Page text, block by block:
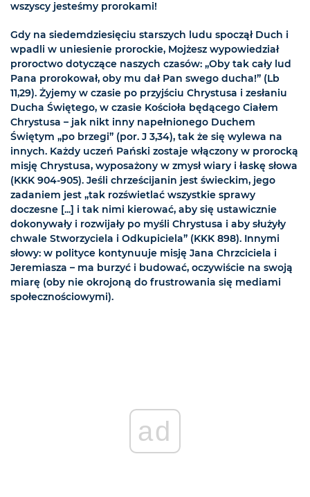
wszyscy jesteśmy prorokami!
Gdy na siedemdziesięciu starszych ludu spoczął Duch i
wpadli w uniesienie prorockie, Mojżesz wypowiedział
proroctwo dotyczące naszych czasów: „Oby tak cały lud
Pana prorokował, oby mu dał Pan swego ducha!” (Lb
11,29). Żyjemy w czasie po przyjściu Chrystusa i zesłaniu
Ducha Świętego, w czasie Kościoła będącego Ciałem
Chrystusa – jak nikt inny napełnionego Duchem
Świętym „po brzegi” (por. J 3,34), tak że się wylewa na
innych. Każdy uczeń Pański zostaje włączony w prorocką
misję Chrystusa, wyposażony w zmysł wiary i łaskę słowa
(KKK 904-905). Jeśli chrześcijanin jest świeckim, jego
zadaniem jest „tak rozświetlać wszystkie sprawy
doczesne [...] i tak nimi kierować, aby się ustawicznie
dokonywały i rozwijały po myśli Chrystusa i aby służyły
chwale Stworzyciela i Odkupiciela” (KKK 898). Innymi
słowy: w polityce kontynuuje misję Jana Chrzciciela i
Jeremiasza – ma burzyć i budować, oczywiście na swoją
miarę (oby nie okrojoną do frustrowania się mediami
społecznościowymi).
ad